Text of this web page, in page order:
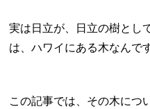
実は日立が、日立の樹とし
は、ハワイにある木なんで
この記事では、その木につ